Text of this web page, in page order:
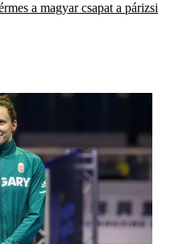
a magyar csapat a párizsi